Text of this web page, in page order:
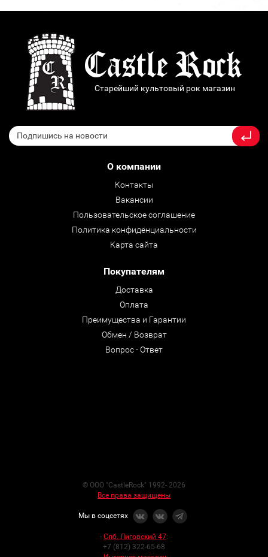
Старейший культовый рок магазин
О компании
Контакты
Вакансии
Пользовательское соглашение
Политика конфиденциальности
Карта сайта
Покупателям
Доставка
Оплата
Преимущества и Гарантии
Обмен / Возврат
Вопрос - Ответ
© ООО "CastleRock" 1992- 2026
Все права защищены
Мы в соцсетях
- Спб. Лиговский 47:
+7 (812) 322-65-68